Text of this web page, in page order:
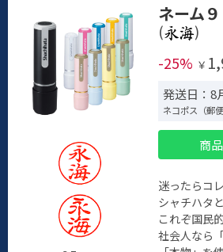
ネーム９
(
)
-25% ￥
発送日：8
ネコポス（郵
商
迷ったらコ
シャチハタ
これぞ国民
社会人なら